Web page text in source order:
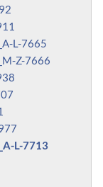
L-7665
Z-7666
L-7713